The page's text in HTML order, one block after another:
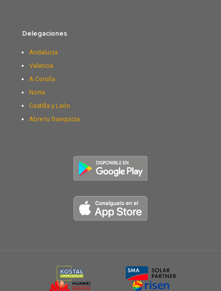
Delegaciones
Andalucía
Valencia
A Coruña
Norte
Castilla y León
Abre tu franquicia